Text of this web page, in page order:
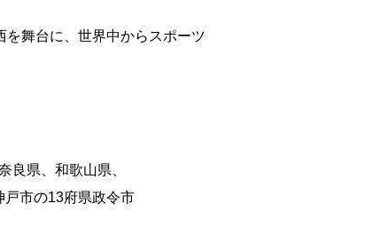
舞台に、世界中からスポーツ
県、和歌山県、
13府県政令市